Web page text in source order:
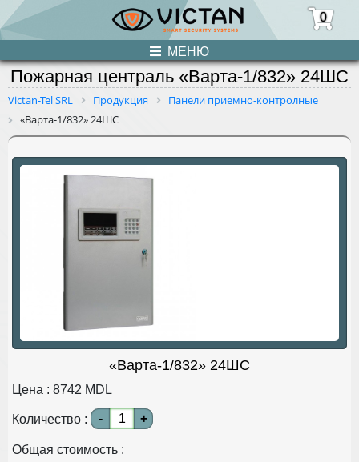
0
МЕНЮ
ПРОДУКЦИЯ
Пожарная централь «Варта-1/832» 24ШС
Victan-Tel SRL Продукция
Панели приемно-контролные
«Варта-1/832» 24ШС
«Варта-1/832» 24ШС
Цена : 8742 MDL
Количество : - +
Общая стоимость :